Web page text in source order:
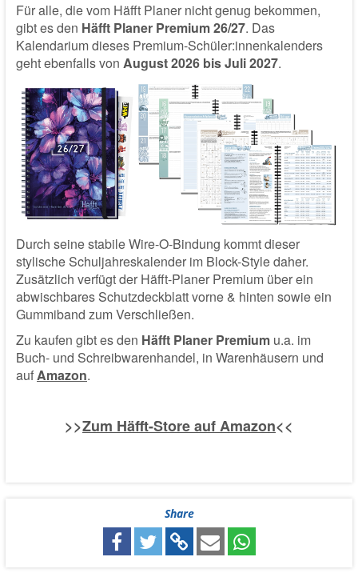
Für alle, die vom Häfft Planer nicht genug bekommen,
gibt es den Häfft Planer Premium 26/27. Das
Kalendarium dieses Premium-Schüler:innenkalenders
geht ebenfalls von August 2026 bis Juli 2027.
Durch seine stabile Wire-O-Bindung kommt dieser
stylische Schuljahreskalender im Block-Style daher.
Zusätzlich verfügt der Häfft-Planer Premium über ein
abwischbares Schutzdeckblatt vorne & hinten sowie ein
Gummiband zum Verschließen.
Zu kaufen gibt es den Häfft Planer Premium u.a. im
Buch- und Schreibwarenhandel, in Warenhäusern und
auf Amazon.
>>Zum Häfft-Store auf Amazon<<
Share